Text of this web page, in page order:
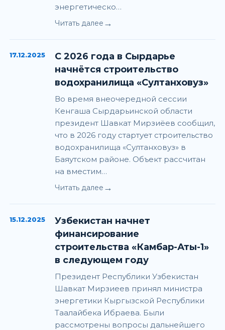
энергетическо…
Читать далее →
17.12.2025
С 2026 года в Сырдарье
начнётся строительство
водохранилища «Султанховуз»
Во время внеочередной сессии
Кенгаша Сырдарьинской области
президент Шавкат Мирзиёев сообщил,
что в 2026 году стартует строительство
водохранилища «Султанховуз» в
Баяутском районе. Объект рассчитан
на вместим…
Читать далее →
15.12.2025
Узбекистан начнет
финансирование
строительства «Камбар-Аты-1»
в следующем году
Президент Республики Узбекистан
Шавкат Мирзиеев принял министра
энергетики Кыргызской Республики
Таалайбека Ибраева. Были
рассмотрены вопросы дальнейшего